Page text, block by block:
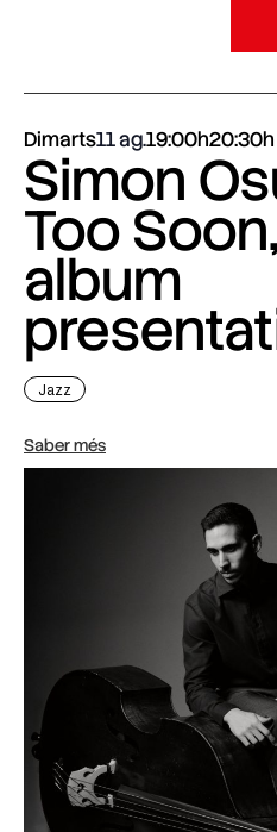
Dimarts11 ag.19:00h20:30h
Simon
Too
album
Jazz
Saber més